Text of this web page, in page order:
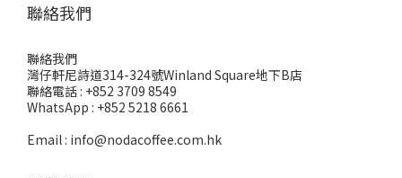
聯絡我們
聯絡我們
灣仔軒尼詩道314-324號Winland Square地下B店
聯絡電話 : +852 3709 8549
WhatsApp : +852 5218 6661
Email : info@nodacoffee.com.hk